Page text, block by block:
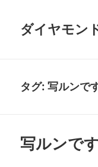
ダイヤモン
タグ:写ルンで
写ルンで